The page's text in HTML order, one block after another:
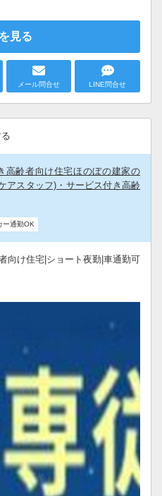
見る
メール問合せ LINE問合せ
高齢者向け住宅ほのぼの建家の
アスタッフ)・サービス付き高齢
ー通勤OK
向け住宅|ショート夜勤|車通勤可